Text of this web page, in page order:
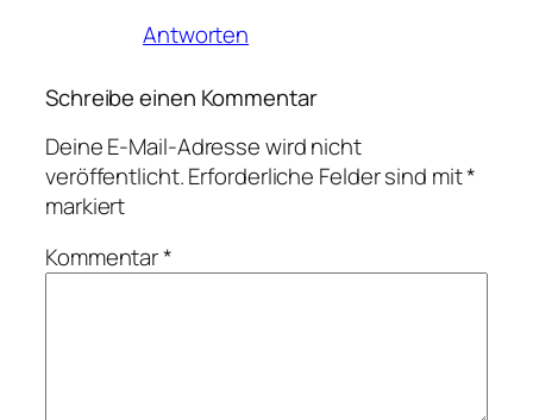
Antworten
Schreibe einen Kommentar
Deine E-Mail-Adresse wird nicht
veröffentlicht.Erforderliche Felder sind mit*
markiert
Kommentar*